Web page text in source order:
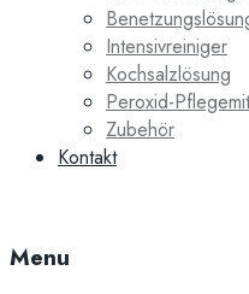
Intensivreiniger
Kochsalzlösung
Peroxid-
Zubehör
Kontakt
Menu